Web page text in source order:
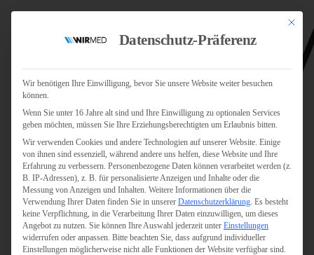
Jobs
Für Unternehmen
Personaldienstleister
Pflege
Pflegepersonal
Mit
Datenschutz-Präferenz
Wir benötigen Ihre Einwilligung, bevor Sie unsere Website weiter besuchen
können.
Wenn Sie unter 16 Jahre alt sind und Ihre Einwilligung zu optionalen Services
geben möchten, müssen Sie Ihre Erziehungsberechtigten um Erlaubnis bitten.
Wir verwenden Cookies und andere Technologien auf unserer Website. Einige
von ihnen sind essenziell, während andere uns helfen, diese Website und Ihre
Erfahrung zu verbessern. Personenbezogene Daten können verarbeitet werden (z.
B. IP-Adressen), z. B. für personalisierte Anzeigen und Inhalte oder die
Messung von Anzeigen und Inhalten. Weitere Informationen über die
Verwendung Ihrer Daten finden Sie in unserer Datenschutzerklärung. Es besteht
keine Verpflichtung, in die Verarbeitung Ihrer Daten einzuwilligen, um dieses
Angebot zu nutzen. Sie können Ihre Auswahl jederzeit unter Einstellungen
widerrufen oder anpassen. Bitte beachten Sie, dass aufgrund individueller
Einstellungen möglicherweise nicht alle Funktionen der Website verfügbar sind.